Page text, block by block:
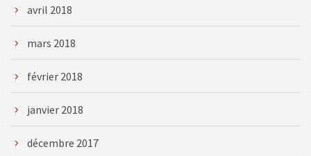
avril 2018
mars 2018
février 2018
janvier 2018
décembre 2017